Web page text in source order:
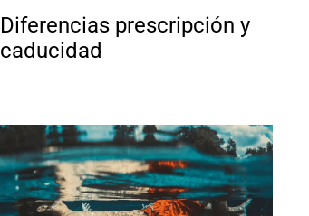
Diferencias prescripción y
caducidad